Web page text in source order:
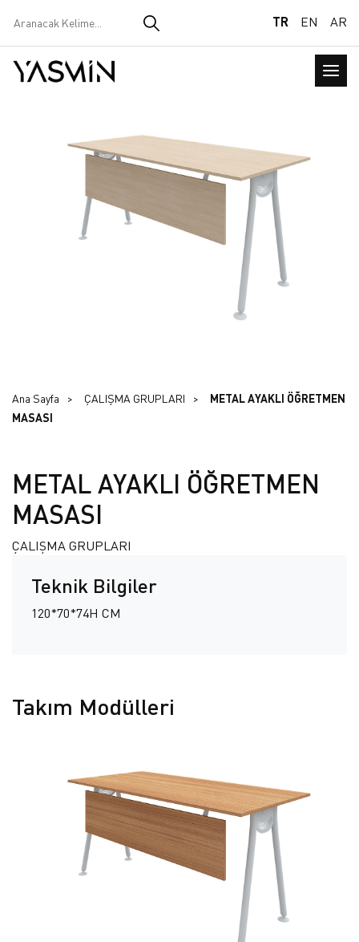
TR EN AR
Ana Sayfa ÇALIŞMA GRUPLARI
METAL AYAKLI ÖĞRETMEN
MASASI
METAL AYAKLI ÖĞRETMEN
MASASI
ÇALIŞMA GRUPLARI
Teknik Bilgiler
120*70*74H CM
Takım Modülleri